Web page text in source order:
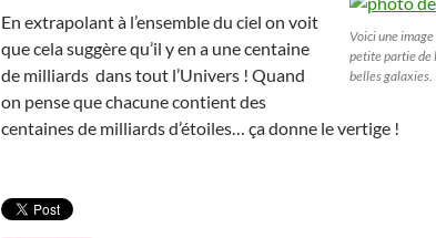
Voici une
petite partie de
belles galaxies.
En extrapolant à l’ensemble du ciel on voit
que cela suggère qu’il y en a une centaine
de milliards dans tout l’Univers ! Quand
on pense que chacune contient des
centaines de milliards d’étoiles… ça donne le vertige !